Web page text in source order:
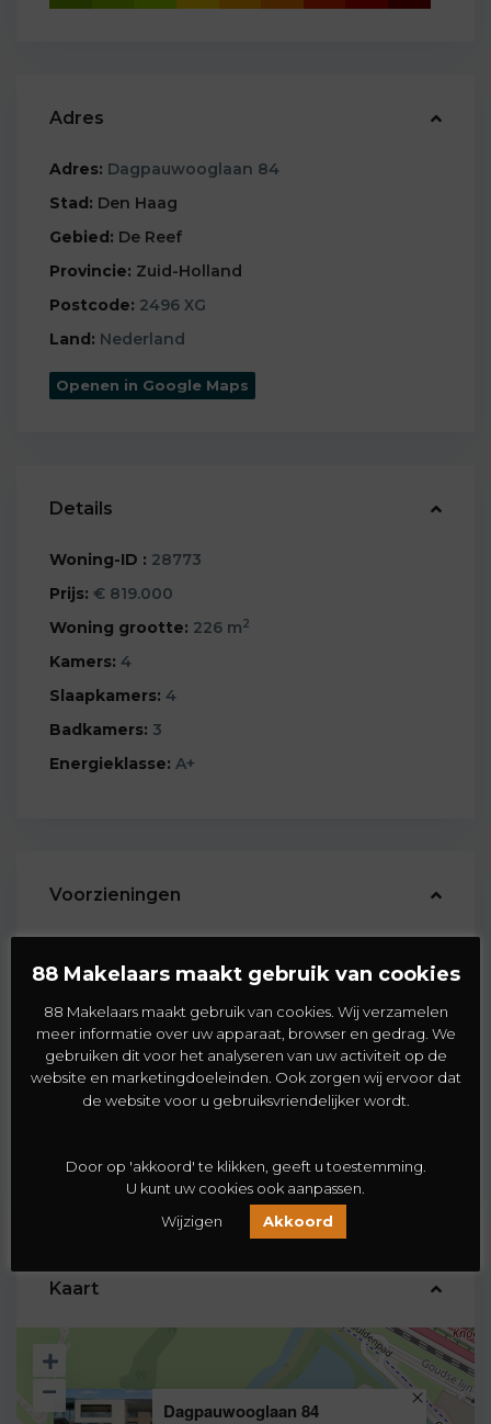
Adres
Adres: Dagpauwooglaan 84
Stad: Den Haag
Gebied: De Reef
Provincie: Zuid-Holland
Postcode: 2496 XG
Land: Nederland
Openen in Google Maps
Details
Woning-ID : 28773
Prijs: € 819.000
Woning grootte: 226 m2
Kamers: 4
Slaapkamers: 4
Badkamers: 3
Energieklasse: A+
Voorzieningen
Balkon
Dakisolatie
Muurisolatie
Vloerverwarming
Zonnepanelen
Kaart
Dagpauwooglaan 84
88 Makelaars maakt gebruik van cookies
88 Makelaars maakt gebruik van cookies. Wij verzamelen
meer informatie over uw apparaat, browser en gedrag. We
gebruiken dit voor het analyseren van uw activiteit op de
website en marketingdoeleinden. Ook zorgen wij ervoor dat
de website voor u gebruiksvriendelijker wordt.
Door op 'akkoord' te klikken, geeft u toestemming.
U kunt uw cookies ook aanpassen.
Wijzigen
Akkoord